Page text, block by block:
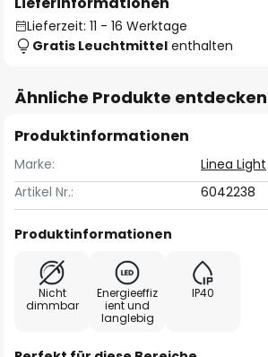
Lieferzeit: 11 - 16 Werktage
Gratis Leuchtmittel enthalten
Ähnliche Produkte entdecken
Produktinformationen
Marke:
Linea Light
Artikel Nr.:
6042238
Produktinformationen
Nicht
dimmbar
Energieeffiz
ient und
langlebig
IP40